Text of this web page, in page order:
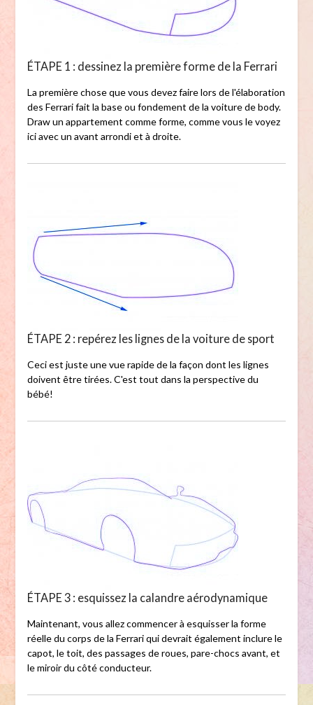
ÉTAPE 1 : dessinez la première forme de la Ferrari
La première chose que vous devez faire lors de l'élaboration
des Ferrari fait la base ou fondement de la voiture de body.
Draw un appartement comme forme, comme vous le voyez
ici avec un avant arrondi et à droite.
ÉTAPE 2 : repérez les lignes de la voiture de sport
Ceci est juste une vue rapide de la façon dont les lignes
doivent être tirées. C'est tout dans la perspective du
bébé!
ÉTAPE 3 : esquissez la calandre aérodynamique
Maintenant, vous allez commencer à esquisser la forme
réelle du corps de la Ferrari qui devrait également inclure le
capot, le toit, des passages de roues, pare-chocs avant, et
le miroir du côté conducteur.